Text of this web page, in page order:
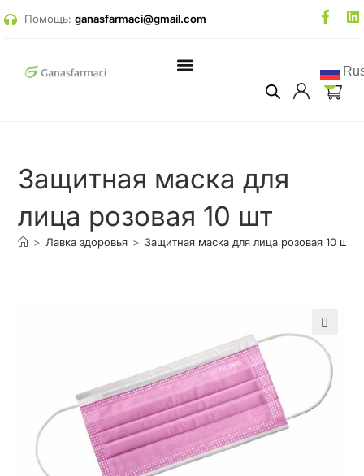
Помощь: ganasfarmaci@gmail.com
0
Защитная маска для
лица розовая 10 шт
> Лавка здоровья > Защитная маска для лица розовая 10 шт
🔍